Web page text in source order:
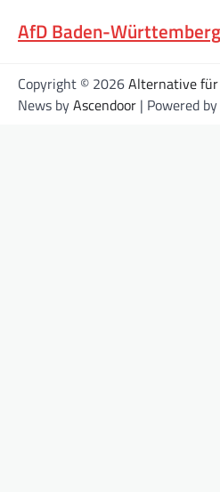
AfD Baden-Württemberg
Copyright © 2026Alternative
News byAscendoor | Powered by